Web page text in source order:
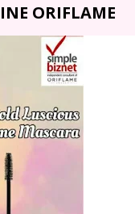
ORIFLAME